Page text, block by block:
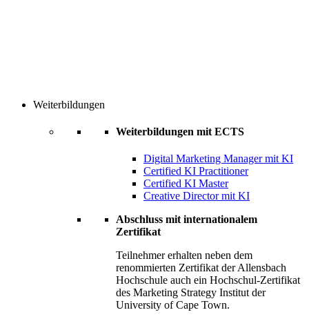
Weiterbildungen
Weiterbildungen mit ECTS
Digital Marketing Manager mit KI
Certified KI Practitioner
Certified KI Master
Creative Director mit KI
Abschluss mit internationalem
Zertifikat
Teilnehmer erhalten neben dem
renommierten Zertifikat der Allensbach
Hochschule auch ein Hochschul-Zertifikat
des Marketing Strategy Institut der
University of Cape Town.